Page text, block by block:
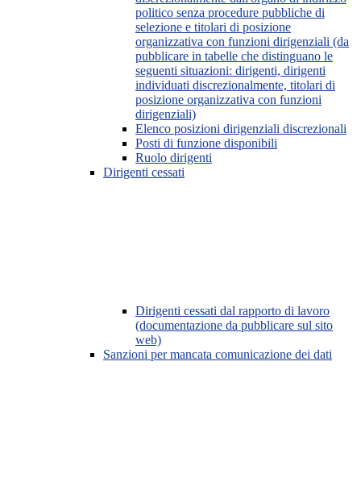
politico senza procedure pubbliche di
selezione e titolari di posizione
organizzativa con funzioni dirigenziali (da
pubblicare in tabelle che distinguano le
seguenti situazioni: dirigenti, dirigenti
individuati discrezionalmente, titolari di
posizione organizzativa con funzioni
dirigenziali)
Elenco posizioni dirigenziali discrezionali
Posti di funzione disponibili
Ruolo dirigenti
Dirigenti cessati
Dirigenti cessati dal rapporto di lavoro
(documentazione da pubblicare sul sito
web)
Sanzioni per mancata comunicazione dei dati